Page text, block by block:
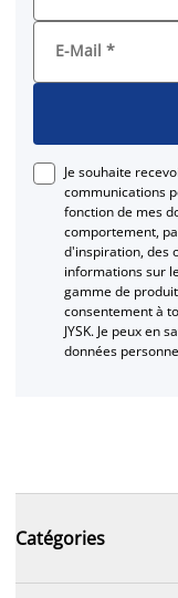
E-Mail *
Je souhaite
communications
fonction de mes
comportement,
d'inspiration, des
informations sur
gamme de
consentement à
JYSK. Je peux en
données
Catégories